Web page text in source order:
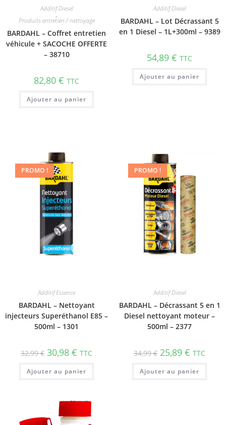
Additif Diesel
,
Produits entretien / nettoyage
BARDAHL – Coffret entretien
véhicule + SACOCHE OFFERTE
– 38710
82,80 € TTC
Ajouter au panier
Additif Diesel
BARDAHL – Lot Décrassant 5
en 1 Diesel – 1L+300ml – 9389
54,89 € TTC
Ajouter au panier
PROMO !
Additif Essence
BARDAHL – Nettoyant
injecteurs Superéthanol E85 –
500ml – 1301
32,99€ 30,98 € TTC
Ajouter au panier
PROMO !
Additif Diesel
BARDAHL – Décrassant 5 en 1
Diesel nettoyant moteur –
500ml – 2377
34,99€ 25,89 € TTC
Ajouter au panier